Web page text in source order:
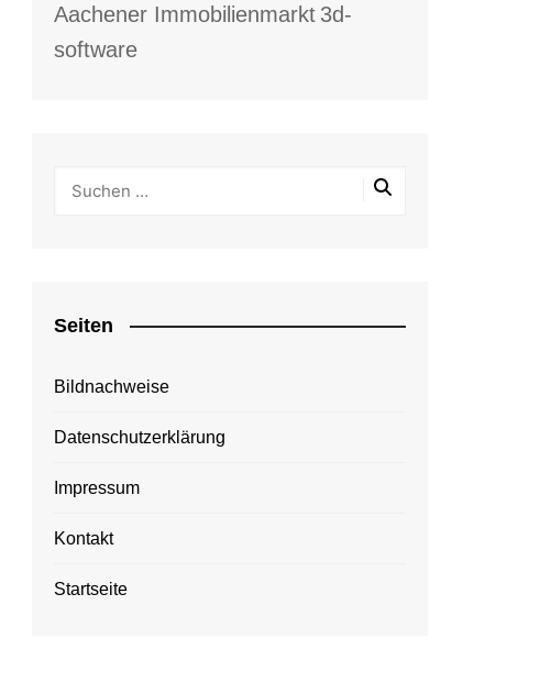
Aachener Immobilienmarkt 3d-
software
Seiten
Bildnachweise
Datenschutzerklärung
Impressum
Kontakt
Startseite